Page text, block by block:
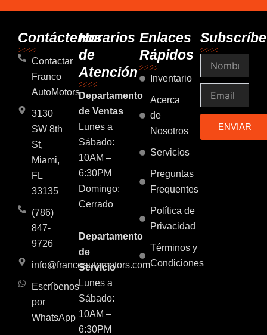
b
o
k
a
a
m
u
e
s
a
p
p
e
d
n
Contáctenos
Contactar
Franco
AutoMotors
3130
SW 8th
St,
Miami,
FL
33135
(786)
847-
9726
info@francoautomotors.com
Escríbenos
por
WhatsApp
Horarios
de
Atención
Departamento
de Ventas
Lunes a
Sábado:
10AM –
6:30PM
Domingo:
Cerrado
Departamento
de
Servicio
Lunes a
Sábado:
10AM –
6:30PM
Enlaces
Rápidos
Inventario
Acerca
de
Nosotros
Servicios
Preguntas
Frequentes
Política de
Privacidad
Términos y
Condiciones
ENVIAR